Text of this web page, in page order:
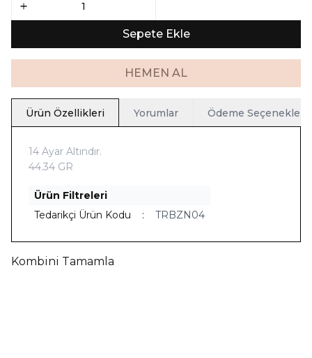
Sepete Ekle
HEMEN AL
Ürün Özellikleri Yorumlar Ödeme Seçenekleri
14 Ayar Altındır.
44.34 GR
Ürün Filtreleri
Tedarikçi Ürün Kodu
: TRBZN04
Kombini Tamamla